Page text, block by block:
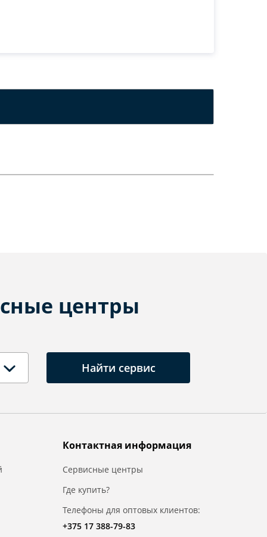
центры
Найти сервис
Контактная информация
Сервисные центры
Где купить?
Телефоны для оптовых клиентов:
+375 17 388-79-83